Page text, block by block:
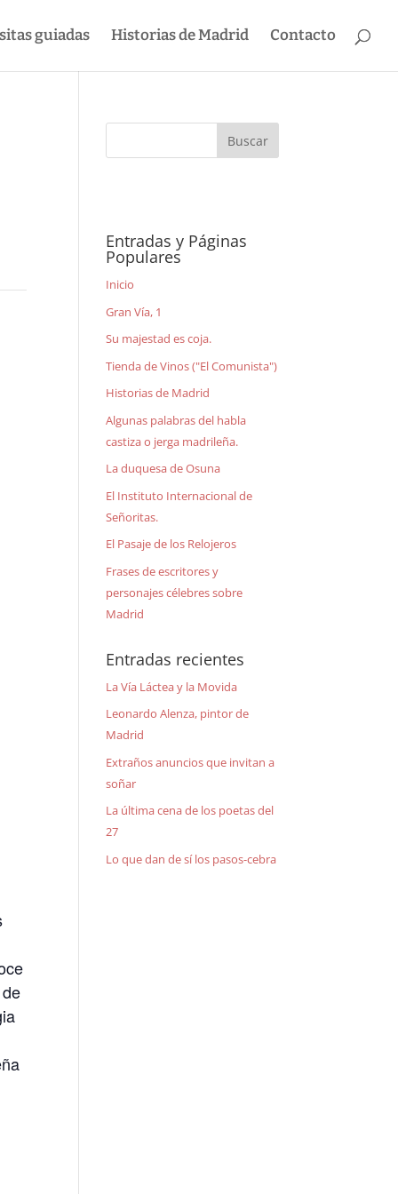
guiadas Historias de Madrid Contacto
Entradas y Páginas
Populares
Inicio
Gran Vía, 1
Su majestad es coja.
Tienda de Vinos ("El Comunista")
Historias de Madrid
Algunas palabras del habla
castiza o jerga madrileña.
La duquesa de Osuna
El Instituto Internacional de
Señoritas.
El Pasaje de los Relojeros
Frases de escritores y
personajes célebres sobre
Madrid
Entradas recientes
La Vía Láctea y la Movida
Leonardo Alenza, pintor de
Madrid
Extraños anuncios que invitan a
soñar
La última cena de los poetas del
27
Lo que dan de sí los pasos-cebra